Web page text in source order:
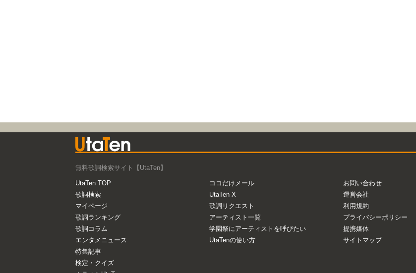
無料歌詞検索サイト【UtaTen】
UtaTen TOP
歌詞検索
マイページ
歌詞ランキング
歌詞コラム
エンタメニュース
特集記事
検定・クイズ
ココだけメール
UtaTen X
歌詞リクエスト
アーティスト一覧
学園祭にアーティストを呼びたい
UtaTenの使い方
お問い合わせ
運営会社
利用規約
プライバシーポリシー
提携媒体
サイトマップ